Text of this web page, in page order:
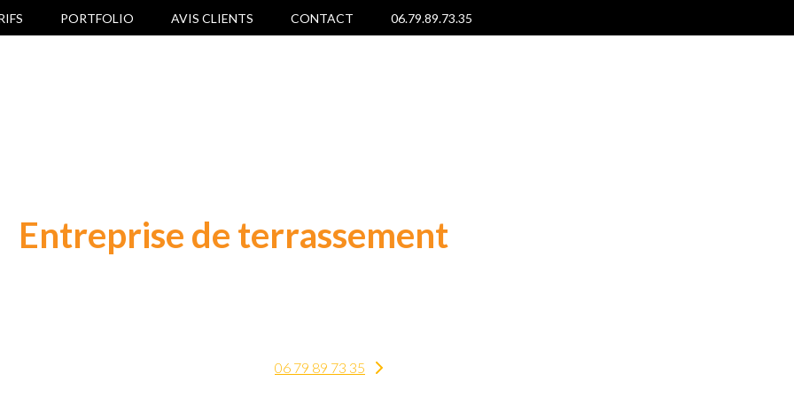
PORTFOLIO AVIS CLIENTS CONTACT 06.79.89.73.35
Entreprise de terrassement
06 79 89 73 35